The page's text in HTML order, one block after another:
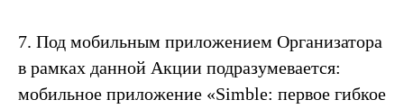
7. Под мобильным приложением Организатора
в рамках данной Акции подразумевается:
мобильное приложение «Simble: первое гибкое